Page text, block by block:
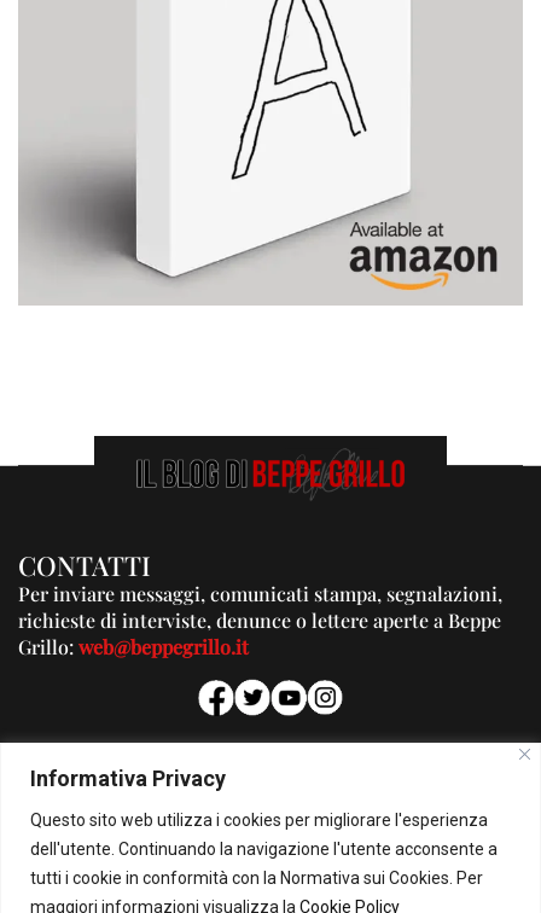
Informativa Privacy
Questo sito web utilizza i cookies per migliorare l'esperienza
dell'utente. Continuando la navigazione l'utente acconsente a
tutti i cookie in conformità con la Normativa sui Cookies. Per
maggiori informazioni visualizza la Cookie Policy
CONTATTI
Per inviare messaggi, comunicati stampa, segnalazioni,
richieste di interviste, denunce o lettere aperte a Beppe
Grillo:web@beppegrillo.it
PUBBLICITA'
Per la tua pubblicità su questo Blog:
pubblicita@beppegrillo.it